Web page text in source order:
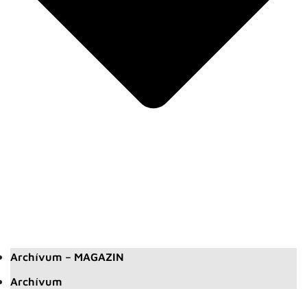
Archívum – MAGAZIN
Archívum